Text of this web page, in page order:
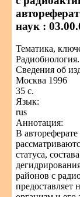
наук :
Тематика,
Радиобиология.
Сведения об
Москва 1996
35 с.
Язык:
rus
Аннотация:
В
статуса,
районов с
предоставляет